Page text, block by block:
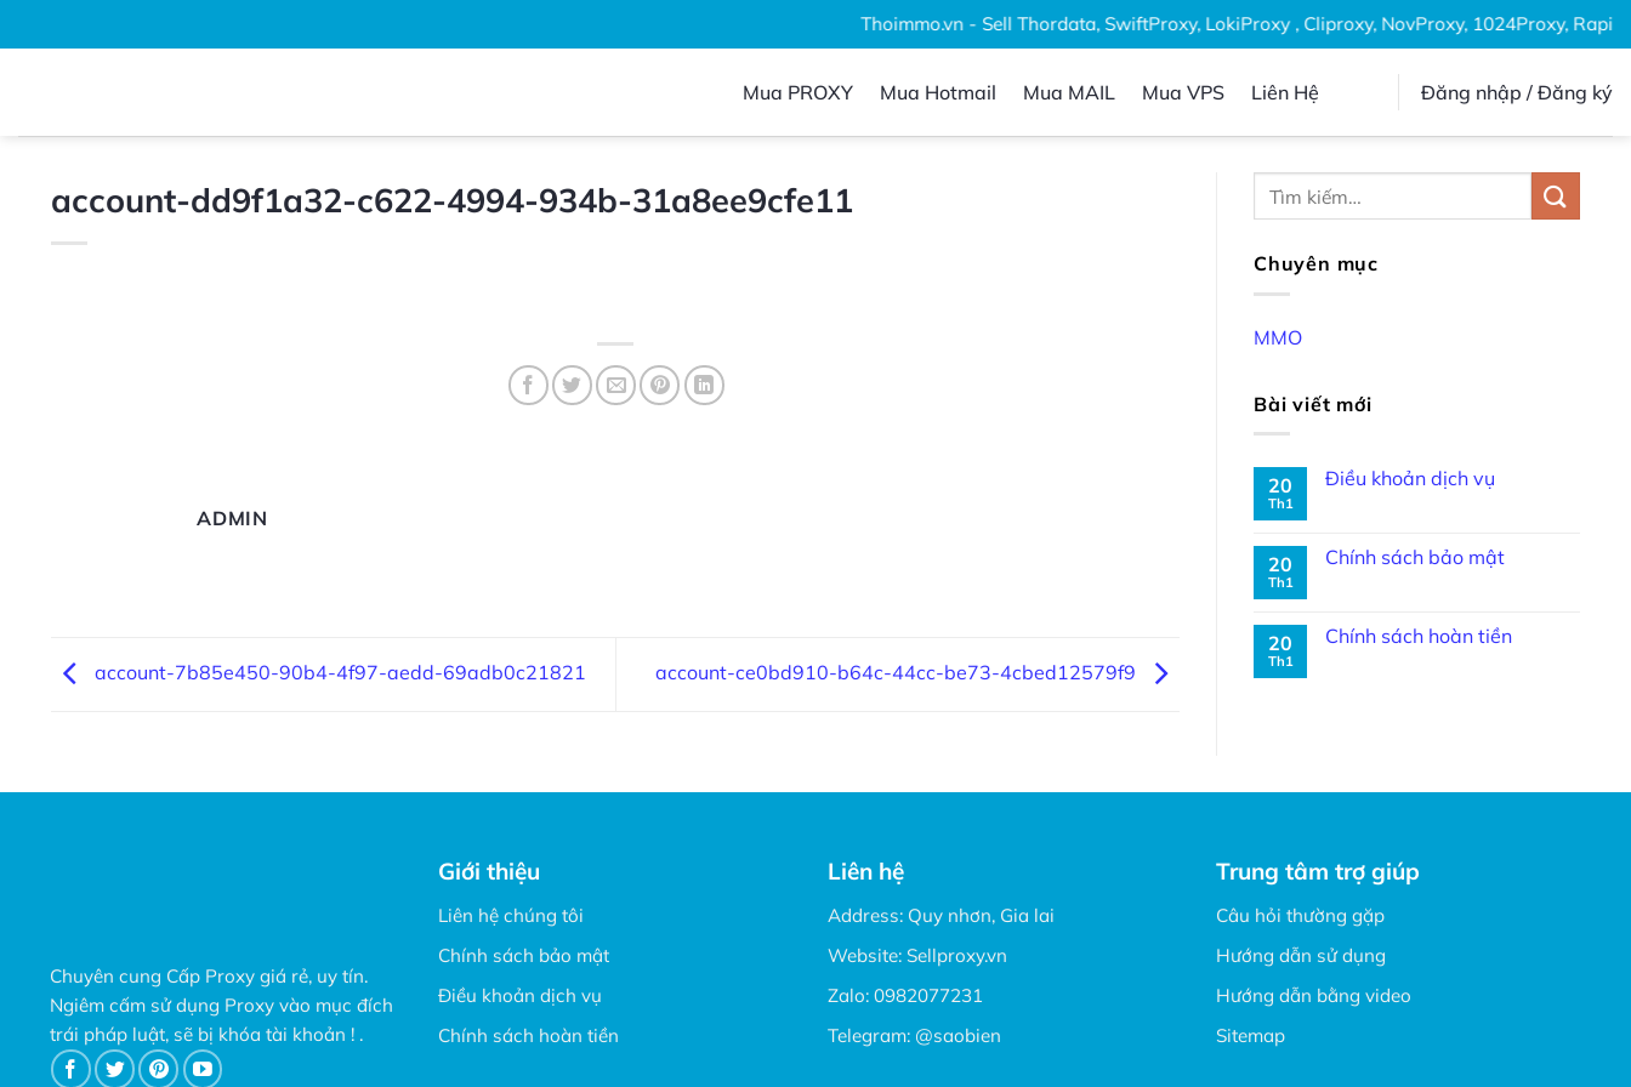
qua
Thoimmo.vn - Sell Thordata, SwiftProxy, LokiProxy , Cliproxy, NovProxy, 1024Proxy,
Mua PROXY Mua Hotmail Mua MAIL Mua VPS Liên Hệ Đăng nhập / Đăng ký
account-dd9f1a32-c622-4994-934b-31a8ee9cfe11
ADMIN
account-7b85e450-90b4-4f97-aedd-69adb0c21821 account-ce0bd910-b64c-44cc-be73-4cbed12579f9
Chuyên mục
MMO
Bài viết mới
20
Th1
Điều khoản dịch vụ
20
Th1
Chính sách bảo mật
20
Th1
Chính sách hoàn tiền
Chuyên cung Cấp Proxy giá rẻ, uy tín.
Ngiêm cấm sử dụng Proxy vào mục đích
trái pháp luật, sẽ bị khóa tài khoản ! .
Giới thiệu
Liên hệ chúng tôi
Chính sách bảo mật
Điều khoản dịch vụ
Chính sách hoàn tiền
Liên hệ
Address: Quy nhơn, Gia lai
Website: Sellproxy.vn
Zalo: 0982077231
Telegram: @saobien
Trung tâm trợ giúp
Câu hỏi thường gặp
Hướng dẫn sử dụng
Hướng dẫn bằng video
Sitemap